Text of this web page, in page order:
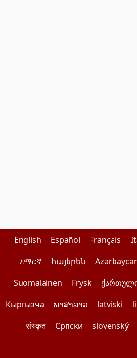
English Español Français
አማርኛ
հայերեն
Suomalainen
Frysk
Кыргызча
ພາສາລາວ latviski
संस्कृत
Српски slovenský